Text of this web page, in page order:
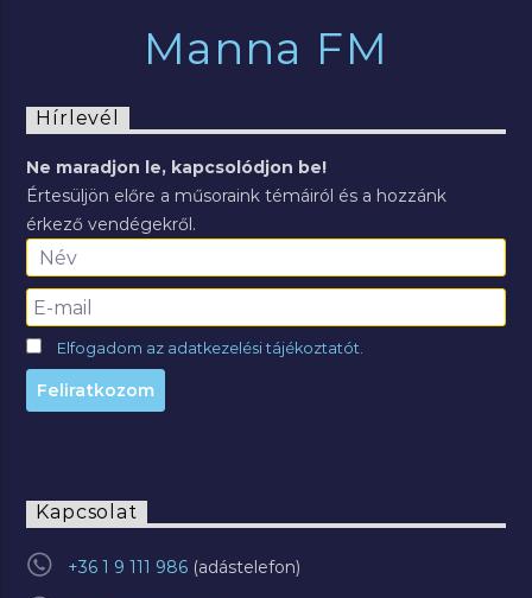
Manna FM
Hírlevél
Ne maradjon le, kapcsolódjon be!
Értesüljön előre a műsoraink témáiról és a hozzánk
érkező vendégekről.
Elfogadom az adatkezelési tájékoztatót.
Kapcsolat
+36 1 9 111 986